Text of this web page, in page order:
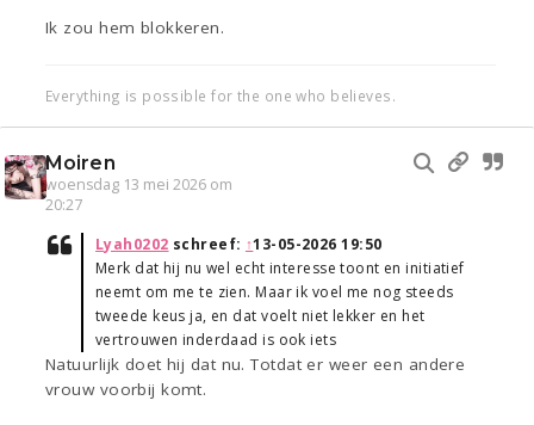
Ik zou hem blokkeren.
Everything is possible for the one who believes.
Moiren
woensdag 13 mei 2026 om
20:27
Lyah0202 schreef: ↑13-05-2026 19:50
Merk dat hij nu wel echt interesse toont en initiatief
neemt om me te zien. Maar ik voel me nog steeds
tweede keus ja, en dat voelt niet lekker en het
vertrouwen inderdaad is ook iets
Natuurlijk doet hij dat nu. Totdat er weer een andere
vrouw voorbij komt.